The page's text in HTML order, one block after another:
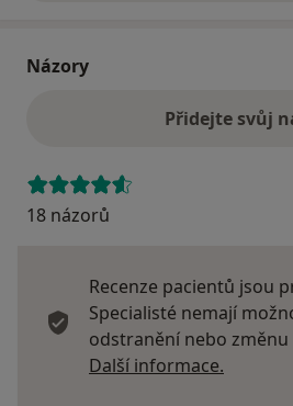
Názory
Přidejte svůj
18 názorů
Recenze pacientů jsou
Specialisté nemají
odstranění nebo změnu
Další informace.